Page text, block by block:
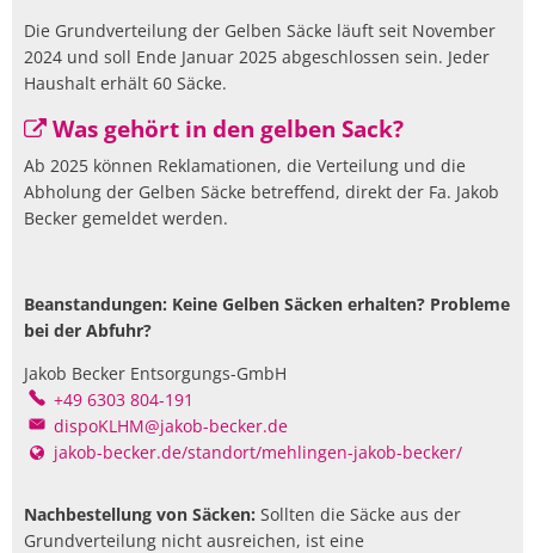
Die Grundverteilung der Gelben Säcke läuft seit November
2024 und soll Ende Januar 2025 abgeschlossen sein. Jeder
Haushalt erhält 60 Säcke.
Was gehört in den gelben Sack?
Ab 2025 können Reklamationen, die Verteilung und die
Abholung der Gelben Säcke betreffend, direkt der Fa. Jakob
Becker gemeldet werden.
Beanstandungen: Keine Gelben Säcken erhalten? Probleme
bei der Abfuhr?
Jakob Becker Entsorgungs-GmbH
+49 6303 804-191
dispoKLHM@jakob-becker.de
jakob-becker.de/standort/mehlingen-jakob-becker/
Nachbestellung von Säcken: Sollten die Säcke aus der
Grundverteilung nicht ausreichen, ist eine